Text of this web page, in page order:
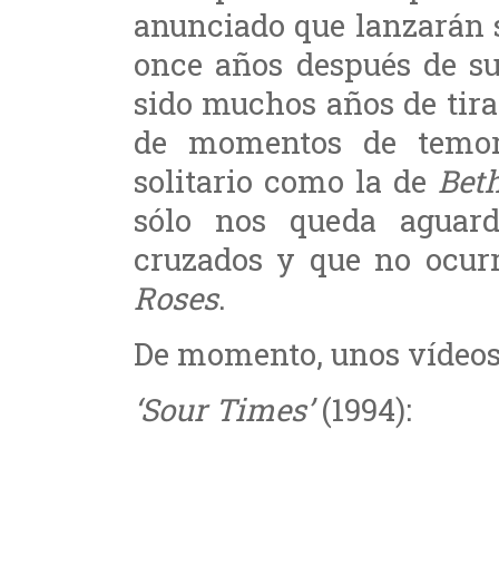
anunciado que lanzarán
once años después de
sido muchos años de
de momentos de
solitario como la de
sólo nos queda
cruzados y que no
Roses.
De momento, unos
‘Sour Times’(1994):